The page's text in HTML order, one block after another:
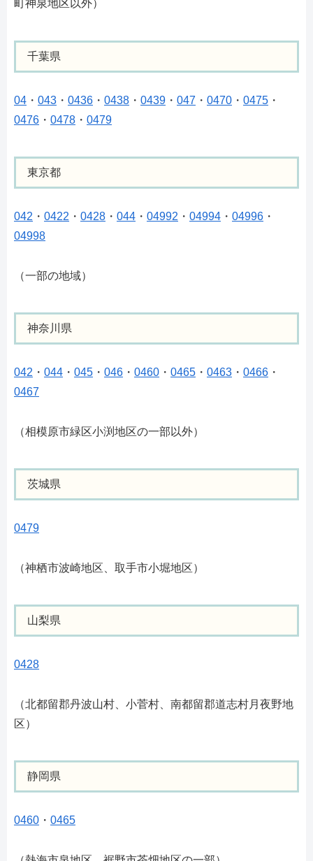
町神泉地区以外）
千葉県
04 ・ 043 ・ 0436 ・ 0438 ・ 0439 ・ 047 ・ 0470 ・ 0475 ・
0476 ・ 0478 ・ 0479
東京都
042 ・ 0422 ・ 0428 ・ 044 ・ 04992 ・ 04994 ・ 04996 ・
04998
（一部の地域）
神奈川県
042 ・ 044 ・ 045 ・ 046 ・ 0460 ・ 0465 ・ 0463 ・ 0466 ・
0467
（相模原市緑区小渕地区の一部以外）
茨城県
0479
（神栖市波崎地区、取手市小堀地区）
山梨県
0428
（北都留郡丹波山村、小菅村、南都留郡道志村月夜野地
区）
静岡県
0460 ・ 0465